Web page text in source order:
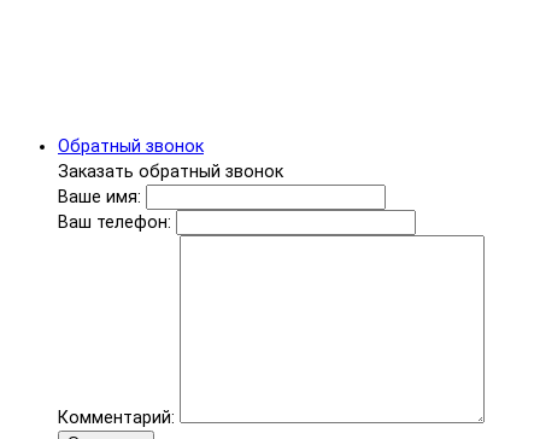
Обратный звонок
Заказать обратный звонок
Ваше имя:
Ваш телефон:
Комментарий: